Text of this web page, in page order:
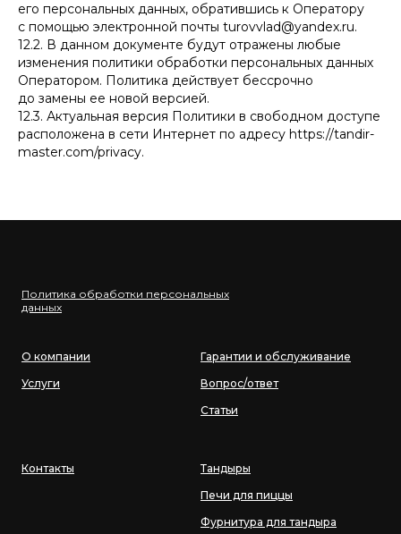
его персональных данных, обратившись к Оператору
с помощью электронной почты turovvlad@yandex.ru.
12.2. В данном документе будут отражены любые
изменения политики обработки персональных данных
Оператором. Политика действует бессрочно
до замены ее новой версией.
12.3. Актуальная версия Политики в свободном доступе
расположена в сети Интернет по адресу https://tandir-
master.com/privacy.
Политика обработки персональных
данных
О компании
Услуги
Гарантии и обслуживание
Вопрос/ответ
Статьи
Контакты
Тандыры
Печи для пиццы
Фурнитура для тандыра